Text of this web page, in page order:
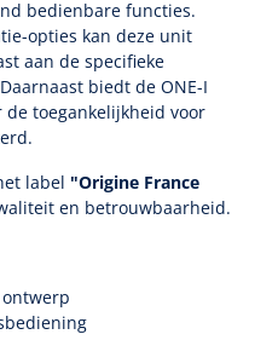
bedienbare functies.
opties kan deze unit
aan de specifieke
biedt de ONE-I
toegankelijkheid voor
label "Origine France
en betrouwbaarheid.